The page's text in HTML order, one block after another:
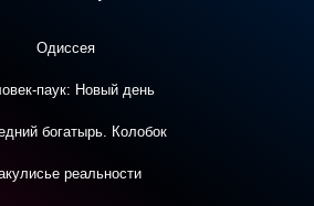
Одиссея
паук: Новый день
богатырь. Колобок
реальности